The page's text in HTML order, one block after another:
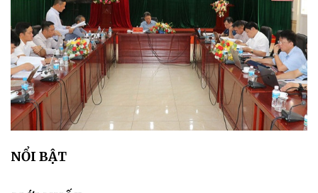
NỔI BẬT